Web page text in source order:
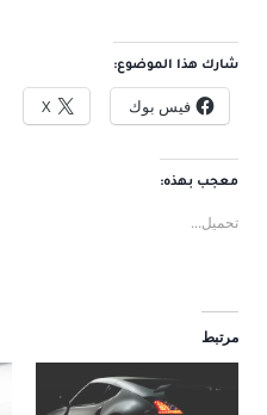
شارك هذا الموضوع:
فيس بوك X
معجب بهذه:
تحميل...
مرتبط